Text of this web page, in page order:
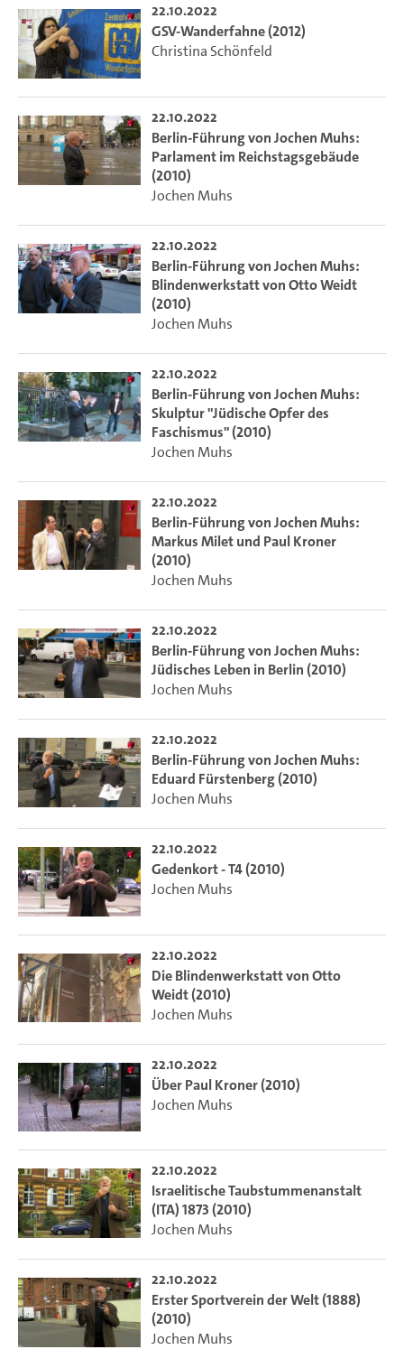
22.10.2022
GSV-Wanderfahne (2012)
Christina Schönfeld
22.10.2022
Berlin-Führung von Jochen Muhs:
Parlament im Reichstagsgebäude
(2010)
Jochen Muhs
22.10.2022
Berlin-Führung von Jochen Muhs:
Blindenwerkstatt von Otto Weidt
(2010)
Jochen Muhs
22.10.2022
Berlin-Führung von Jochen Muhs:
Skulptur "Jüdische Opfer des
Faschismus" (2010)
Jochen Muhs
22.10.2022
Berlin-Führung von Jochen Muhs:
Markus Milet und Paul Kroner
(2010)
Jochen Muhs
22.10.2022
Berlin-Führung von Jochen Muhs:
Jüdisches Leben in Berlin (2010)
Jochen Muhs
22.10.2022
Berlin-Führung von Jochen Muhs:
Eduard Fürstenberg (2010)
Jochen Muhs
22.10.2022
Gedenkort - T4 (2010)
Jochen Muhs
22.10.2022
Die Blindenwerkstatt von Otto
Weidt (2010)
Jochen Muhs
22.10.2022
Über Paul Kroner (2010)
Jochen Muhs
22.10.2022
Israelitische Taubstummenanstalt
(ITA) 1873 (2010)
Jochen Muhs
22.10.2022
Erster Sportverein der Welt (1888)
(2010)
Jochen Muhs